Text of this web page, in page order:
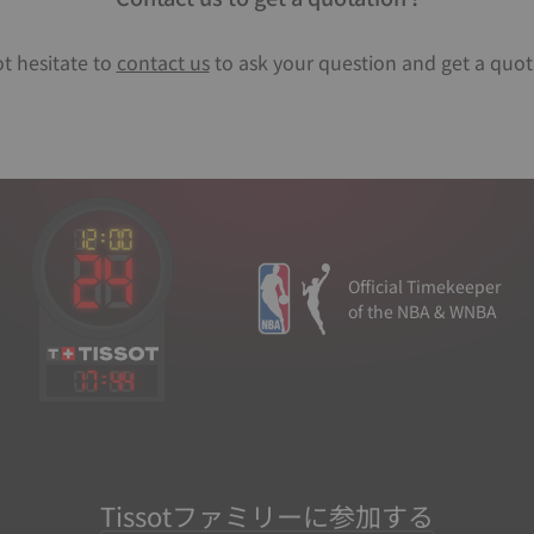
hesitate to contact usto ask your question and get a
17:44
Official Timekeeper
of the NBA & WNBA
Tissotファミリーに参加する